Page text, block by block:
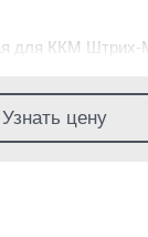
для ККМ
Узнать цену